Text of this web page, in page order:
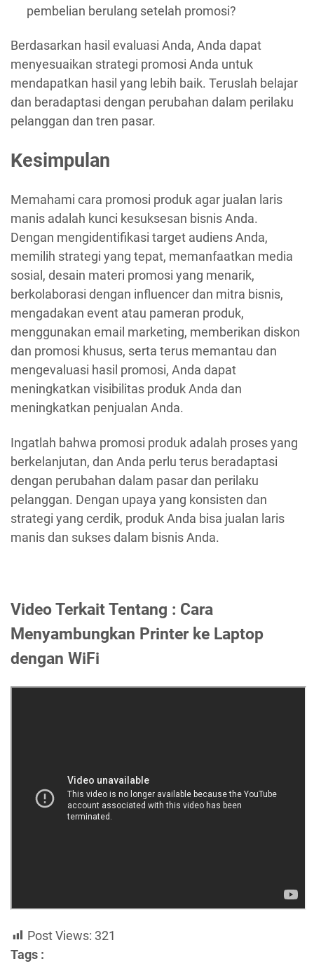
pembelian berulang setelah promosi?
Berdasarkan hasil evaluasi Anda, Anda dapat
menyesuaikan strategi promosi Anda untuk
mendapatkan hasil yang lebih baik. Teruslah belajar
dan beradaptasi dengan perubahan dalam perilaku
pelanggan dan tren pasar.
Kesimpulan
Memahami cara promosi produk agar jualan laris
manis adalah kunci kesuksesan bisnis Anda.
Dengan mengidentifikasi target audiens Anda,
memilih strategi yang tepat, memanfaatkan media
sosial, desain materi promosi yang menarik,
berkolaborasi dengan influencer dan mitra bisnis,
mengadakan event atau pameran produk,
menggunakan email marketing, memberikan diskon
dan promosi khusus, serta terus memantau dan
mengevaluasi hasil promosi, Anda dapat
meningkatkan visibilitas produk Anda dan
meningkatkan penjualan Anda.
Ingatlah bahwa promosi produk adalah proses yang
berkelanjutan, dan Anda perlu terus beradaptasi
dengan perubahan dalam pasar dan perilaku
pelanggan. Dengan upaya yang konsisten dan
strategi yang cerdik, produk Anda bisa jualan laris
manis dan sukses dalam bisnis Anda.
Video Terkait Tentang : Cara
Menyambungkan Printer ke Laptop
dengan WiFi
Post Views: 321
Tags :